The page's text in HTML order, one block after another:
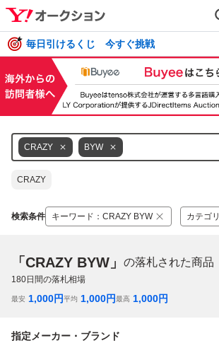
毎日引けるくじ 今すぐ挑戦
CRAZY BYW
CRAZY
検索条件 キーワード ： CRAZY BYW カテゴリ
「CRAZY BYW」 の落札された商品
180日間の落札相場
最安 1,000円平均 1,000円最高 1,000円
指定メーカー・ブランド